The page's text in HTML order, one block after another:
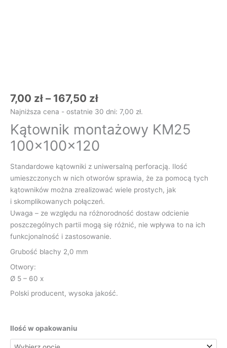
7,00 zł – 167,50 zł
Najniższa cena - ostatnie 30 dni: 7,00 zł.
Kątownik montażowy KM25
100x100x120
Standardowe kątowniki z uniwersalną perforacją. Ilość
umieszczonych w nich otworów sprawia, że za pomocą tych
kątowników można zrealizować wiele prostych, jak
i skomplikowanych połączeń.
Uwaga – ze względu na różnorodność dostaw odcienie
poszczególnych partii mogą się różnić, nie wpływa to na ich
funkcjonalność i zastosowanie.
Grubość blachy 2,0 mm
Otwory:
Ø 5 – 60 x
Polski producent, wysoka jakość.
Ilość w opakowaniu